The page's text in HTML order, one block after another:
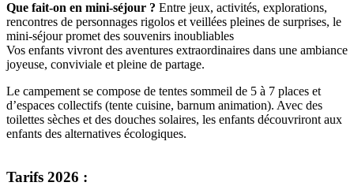
Que fait-on en mini-séjour ? Entre jeux, activités, explorations,
rencontres de personnages rigolos et veillées pleines de surprises, le
mini-séjour promet des souvenirs inoubliables
Vos enfants vivront des aventures extraordinaires dans une ambiance
joyeuse, conviviale et pleine de partage.
Le campement se compose de tentes sommeil de 5 à 7 places et
d’espaces collectifs (tente cuisine, barnum animation). Avec des
toilettes sèches et des douches solaires, les enfants découvriront aux
enfants des alternatives écologiques.
Tarifs 2026 :